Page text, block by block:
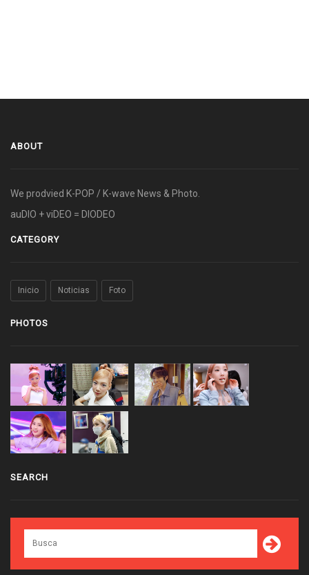
ABOUT
We prodvied K-POP / K-wave News & Photo.
auDIO + viDEO = DIODEO
CATEGORY
Inicio Noticias Foto
PHOTOS
SEARCH